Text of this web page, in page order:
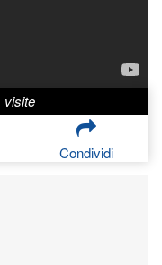
visite
Condividi